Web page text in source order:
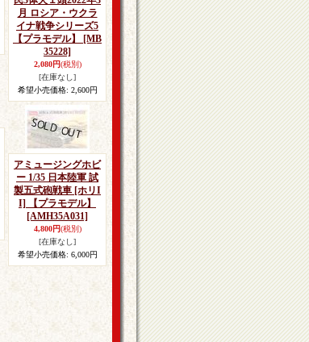
月 ロシア・ウクラ
イナ戦争シリーズ5
【プラモデル】
[MB
35228]
2,080円(税別)
[在庫なし]
希望小売価格: 2,600円
アミュージングホビ
ー 1/35 日本陸軍 試
製五式砲戦車 [ホリI
I] 【プラモデル】
[AMH35A031]
4,800円(税別)
[在庫なし]
希望小売価格: 6,000円